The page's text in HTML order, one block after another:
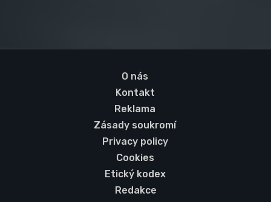
O nás
Kontakt
Reklama
Zásady soukromí
Privacy policy
Cookies
Etický kodex
Redakce